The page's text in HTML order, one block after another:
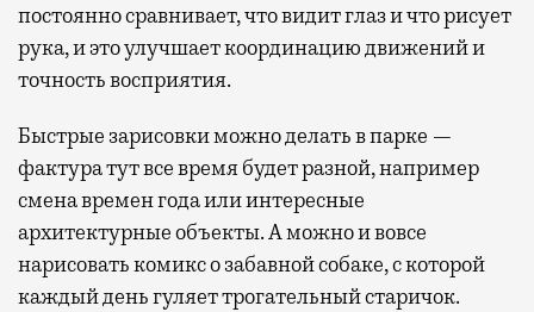
постоянно сравнивает, что видит глаз и что рисует
рука, и это улучшает координацию движений и
точность восприятия.
Быстрые зарисовки можно делать в парке —
фактура тут все время будет разной, например
смена времен года или интересные
архитектурные объекты. А можно и вовсе
нарисовать комикс о забавной собаке, с которой
каждый день гуляет трогательный старичок.